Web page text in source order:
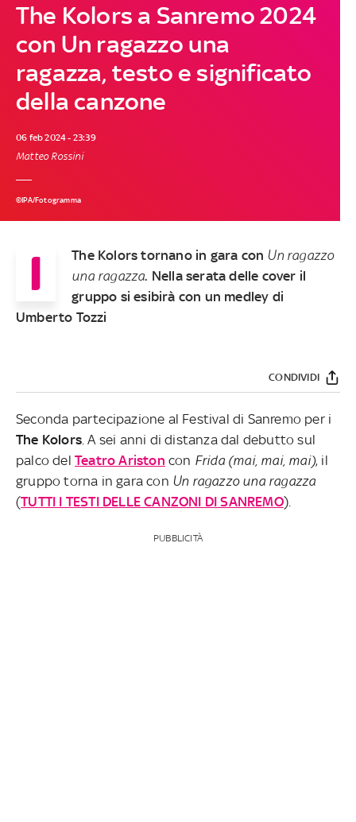
The Kolors a Sanremo 2024
con Un ragazzo una
ragazza, testo e significato
della canzone
06 feb 2024 - 23:39
Matteo Rossini
©IPA/Fotogramma
I The Kolors tornano in gara con Un ragazzo
una ragazza. Nella serata delle cover il
gruppo si esibirà con un medley di
Umberto Tozzi
CONDIVIDI
Seconda partecipazione al Festival di Sanremo per i
The Kolors . A sei anni di distanza dal debutto sul
palco del Teatro Ariston con Frida (mai, mai, mai), il
gruppo torna in gara con Un ragazzo una ragazza
(TUTTI I TESTI DELLE CANZONI DI SANREMO).
PUBBLICITÀ